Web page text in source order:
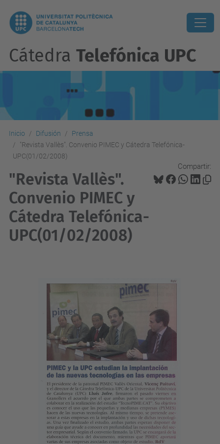
Cátedra Telefónica UPC
Inicio Difusión
Prensa
"Revista Vallès". Convenio PIMEC y Cátedra Telefónica-
UPC(01/02/2008)
Compartir:
"Revista Vallès".
Convenio PIMEC y
Cátedra Telefónica-
UPC(01/02/2008)